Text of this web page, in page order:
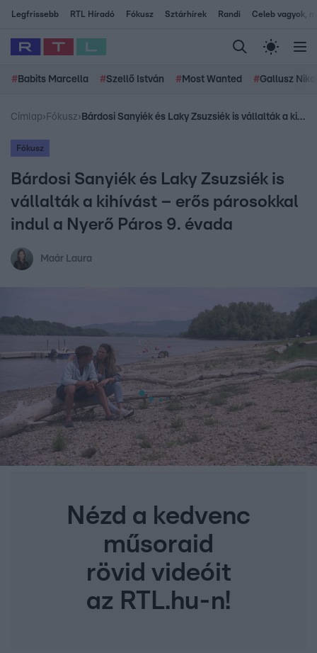
Legfrissebb RTL Híradó Fókusz Sztárhírek Randi Celeb vagyok,
# Babits Marcella #Szellő István # Most Wanted #Gallusz
Címlap› Fókusz› Bárdosi Sanyiék és Laky Zsuzsiék is vállalták a kihívást – erős párosokkal indul a Nyerő Páros 9. évada
Fókusz
Bárdosi Sanyiék és Laky Zsuzsiék is
vállalták a kihívást – erős párosokkal
indul a Nyerő Páros 9. évada
Maár Laura
Nézd a kedvenc
műsoraid
rövid videóit
az RTL.hu-n!